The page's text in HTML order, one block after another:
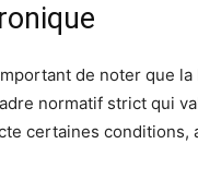
de noter que
normatif strict qui
certaines conditions,